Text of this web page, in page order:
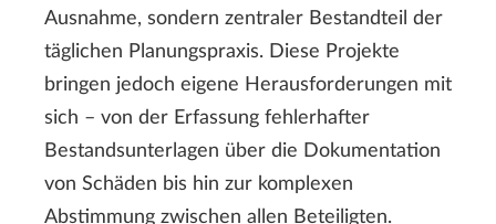
Ausnahme, sondern zentraler Bestandteil der
täglichen Planungspraxis. Diese Projekte
bringen jedoch eigene Herausforderungen mit
sich – von der Erfassung fehlerhafter
Bestandsunterlagen über die Dokumentation
von Schäden bis hin zur komplexen
Abstimmung zwischen allen Beteiligten.